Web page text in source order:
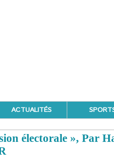
ACTUALITÉS
électorale », Par